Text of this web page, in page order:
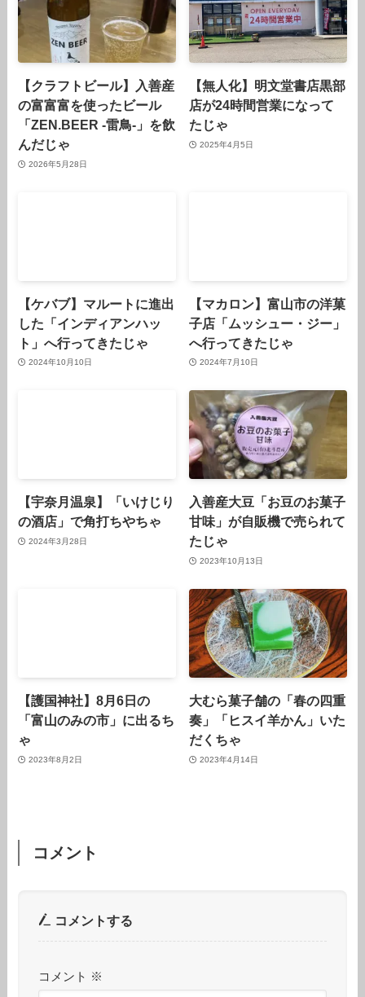
【クラフトビール】入善産
の富富富を使ったビール
「ZEN.BEER -雷鳥-」を飲
んだじゃ
2026年5月28日
【無人化】明文堂書店黒部
店が24時間営業になって
たじゃ
2025年4月5日
【ケバブ】マルートに進出
した「インディアンハッ
ト」へ行ってきたじゃ
2024年10月10日
【マカロン】富山市の洋菓
子店「ムッシュー・ジー」
へ行ってきたじゃ
2024年7月10日
【宇奈月温泉】「いけじり
の酒店」で角打ちやちゃ
2024年3月28日
入善産大豆「お豆のお菓子
甘味」が自販機で売られて
たじゃ
2023年10月13日
【護国神社】8月6日の
「富山のみの市」に出るち
ゃ
2023年8月2日
大むら菓子舗の「春の四重
奏」「ヒスイ羊かん」いた
だくちゃ
2023年4月14日
コメント
コメントする
コメント ※